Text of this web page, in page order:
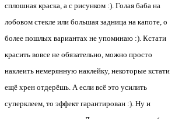
сплошная краска, а с рисунком :). Голая баба на
лобовом стекле или большая задница на капоте, о
более пошлых вариантах не упоминаю :). Кстати
красить вовсе не обязательно, можно просто
наклеить немерянную наклейку, некоторые кстати
ещё хрен отдерёшь. А если всё это усилить
суперклеем, то эффект гарантирован :). Ну и